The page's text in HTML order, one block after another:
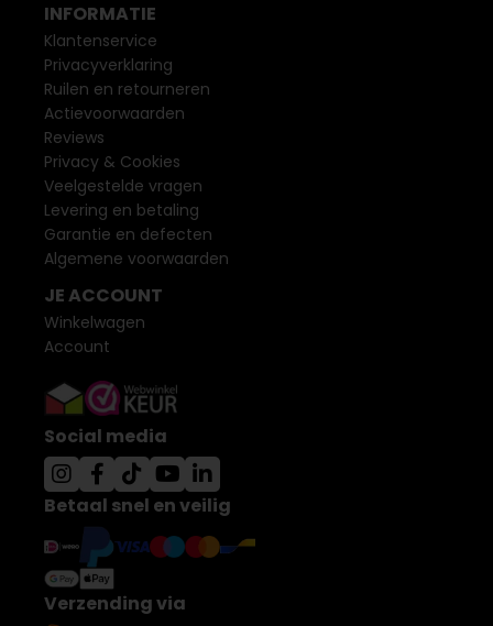
INFORMATIE
Klantenservice
Privacyverklaring
Ruilen en retourneren
Actievoorwaarden
Reviews
Privacy & Cookies
Veelgestelde vragen
Levering en betaling
Garantie en defecten
Algemene voorwaarden
JE ACCOUNT
Winkelwagen
Account
Social media
Betaal snel en veilig
Verzending via